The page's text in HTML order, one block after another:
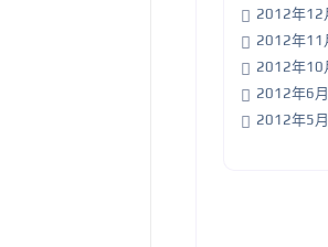
2012年12
2012年11
2012年10
2012年6月
2012年5月